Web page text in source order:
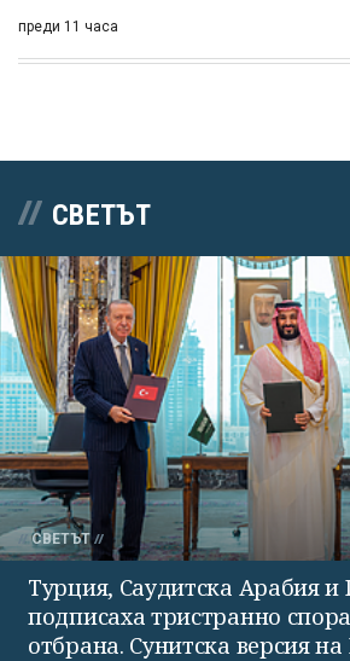
преди 11 часа
СВЕТЪТ
СВЕТЪТ
Турция, Саудитска Арабия и
подписаха тристранно
отбрана. Сунитска версия